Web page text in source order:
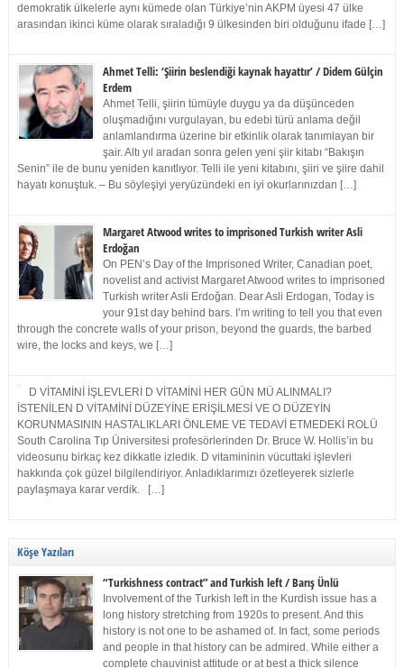
demokratik ülkelerle aynı kümede olan Türkiye’nin AKPM üyesi 47 ülke
arasından ikinci küme olarak sıraladığı 9 ülkesinden biri olduğunu ifade […]
Ahmet Telli: ‘Şiirin beslendiği kaynak hayattır’ / Didem Gülçin
Erdem
Ahmet Telli, şiirin tümüyle duygu ya da düşünceden
oluşmadığını vurgulayan, bu edebi türü anlama değil
anlamlandırma üzerine bir etkinlik olarak tanımlayan bir
şair. Altı yıl aradan sonra gelen yeni şiir kitabı “Bakışın
Senin” ile de bunu yeniden kanıtlıyor. Telli ile yeni kitabını, şiiri ve şiire dahil
hayatı konuştuk. – Bu söyleşiyi yeryüzündeki en iyi okurlarınızdan […]
Margaret Atwood writes to imprisoned Turkish writer Asli
Erdoğan
On PEN’s Day of the Imprisoned Writer, Canadian poet,
novelist and activist Margaret Atwood writes to imprisoned
Turkish writer Asli Erdoğan. Dear Asli Erdogan, Today is
your 91st day behind bars. I’m writing to tell you that even
through the concrete walls of your prison, beyond the guards, the barbed
wire, the locks and keys, we […]
D VİTAMİNİ İŞLEVLERİ D VİTAMİNİ HER GÜN MÜ ALINMALI?
İSTENİLEN D VİTAMİNİ DÜZEYİNE ERİŞİLMESİ VE O DÜZEYİN
KORUNMASININ HASTALIKLARI ÖNLEME VE TEDAVİ ETMEDEKİ ROLÜ
South Carolina Tıp Üniversitesi profesörlerinden Dr. Bruce W. Hollis’in bu
videosunu birkaç kez dikkatle izledik. D vitamininin vücuttaki işlevleri
hakkında çok güzel bilgilendiriyor. Anladıklarımızı özetleyerek sizlerle
paylaşmaya karar verdik. […]
Köşe Yazıları
“Turkishness contract” and Turkish left / Barış Ünlü
Involvement of the Turkish left in the Kurdish issue has a
long history stretching from 1920s to present. And this
history is not one to be ashamed of. In fact, some periods
and people in that history can be admired. While either a
complete chauvinist attitude or at best a thick silence